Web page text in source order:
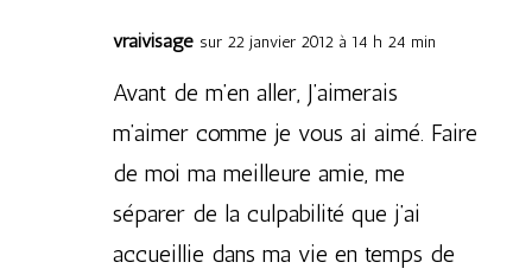
vraivisage sur 22 janvier 2012 à 14 h 24 min
Avant de m’en aller, J’aimerais
m’aimer comme je vous ai aimé. Faire
de moi ma meilleure amie, me
séparer de la culpabilité que j’ai
accueillie dans ma vie en temps de